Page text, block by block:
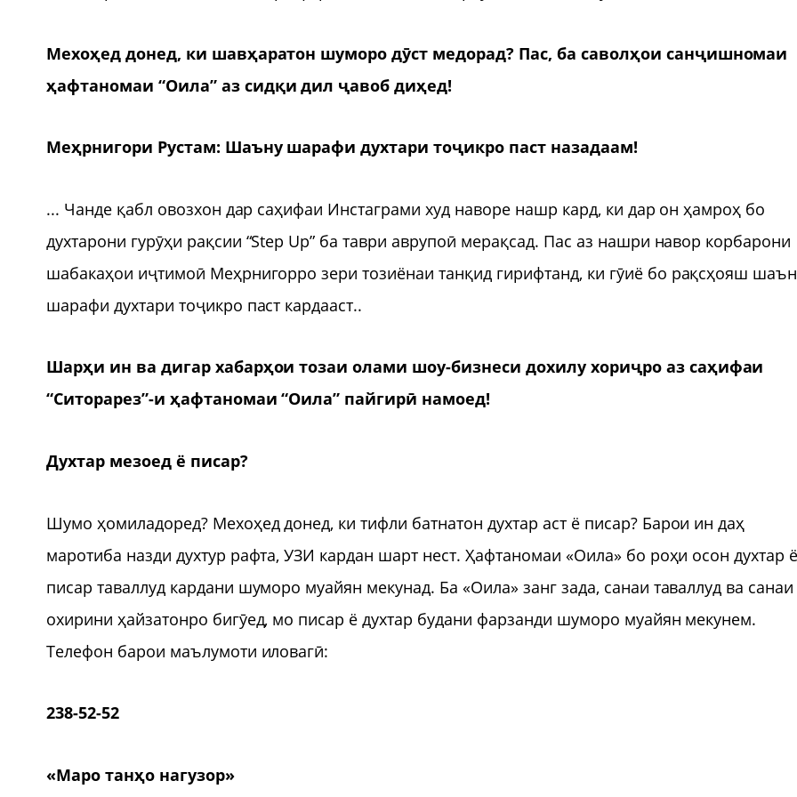
Мехоҳед донед, ки шавҳаратон шуморо дӯст медорад? Пас, ба саволҳои санҷишномаи
ҳафтаномаи “Оила”аз сидқи дил ҷавоб диҳед!
Меҳрнигори Рустам: Шаъну шарафи духтари тоҷикро паст назадаам!
... Чанде қабл овозхон дар саҳифаи Инстаграми худ наворе нашр кард, ки дар он ҳамроҳ бо
духтарони гурӯҳи рақсии “Step Up” ба таври аврупоӣ мерақсад. Пас аз нашри навор корбарони
шабакаҳои иҷтимоӣ Меҳрнигорро зери тозиёнаи танқид гирифтанд, ки гӯиё бо рақсҳояш
шарафи духтари тоҷикро паст кардааст..
Шарҳи ин ва дигар хабарҳои тозаи олами шоу-бизнеси дохилу хориҷро аз саҳифаи
“Ситорарез”-и ҳафтаномаи “Оила” пайгирӣ намоед!
Духтар мезоед ё писар?
Шумо ҳомиладоред? Мехоҳед донед, ки тифли батнатон духтар аст ё писар? Барои ин даҳ
маротиба назди духтур рафта, УЗИ кардан шарт нест. Ҳафтаномаи «Оила» бо роҳи осон духтар
писар таваллуд кардани шуморо муайян мекунад. Ба «Оила» занг зада, санаи таваллуд ва санаи
охирини ҳайзатонро бигӯед, мо писар ё духтар будани фарзанди шуморо муайян мекунем.
Телефон барои маълумоти иловагӣ:
238-52-52
«Маро танҳо нагузор»